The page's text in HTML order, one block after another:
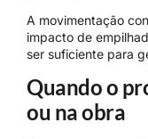
A movimentação
impacto de
ser suficiente para
Quando o
ou na obra